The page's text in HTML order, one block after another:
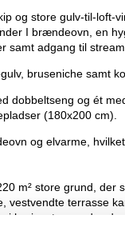
og store gulv-til-
I brændeovn, en
samt adgang til
bruseniche samt
dobbeltseng og ét
(180x200 cm).
og elvarme,
m² store grund,
terrasse
horisonten mod